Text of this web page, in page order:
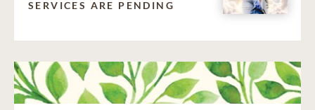
SERVICES ARE PENDING